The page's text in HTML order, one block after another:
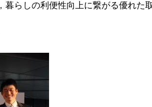
らしの利便性向上に繋がる優れた